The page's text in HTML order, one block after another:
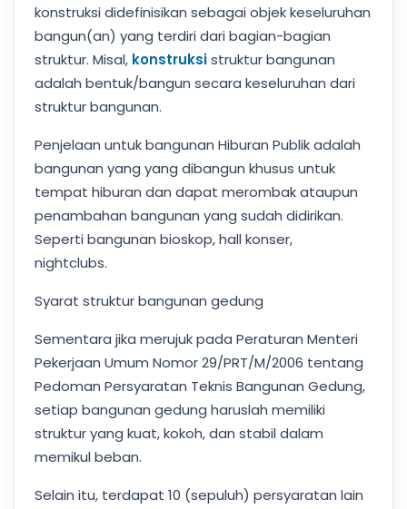
konstruksi didefinisikan sebagai objek keseluruhan
bangun(an) yang terdiri dari bagian-bagian
struktur. Misal, konstruksistruktur bangunan
adalah bentuk/bangun secara keseluruhan dari
struktur bangunan.
Penjelaan untuk bangunan Hiburan Publik adalah
bangunan yang yang dibangun khusus untuk
tempat hiburan dan dapat merombak ataupun
penambahan bangunan yang sudah didirikan.
Seperti bangunan bioskop, hall konser,
nightclubs.
Syarat struktur bangunan gedung
Sementara jika merujuk pada Peraturan Menteri
Pekerjaan Umum Nomor 29/PRT/M/2006 tentang
Pedoman Persyaratan Teknis Bangunan Gedung,
setiap bangunan gedung haruslah memiliki
struktur yang kuat, kokoh, dan stabil dalam
memikul beban.
Selain itu, terdapat 10 (sepuluh) persyaratan lain